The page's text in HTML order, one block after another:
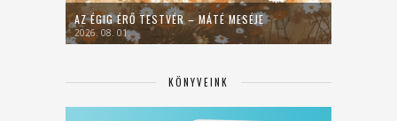
AZ ÉGIG ÉRŐ TESTVÉR – MÁTÉ MESÉJE
2026. 08. 01.
KÖNYVEINK